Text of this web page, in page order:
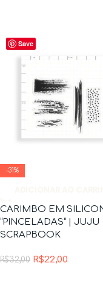
Save
-31%
CARIMBO EM
“PINCELADAS” | JUJU
SCRAPBOOK
R$32,00 R$22,00